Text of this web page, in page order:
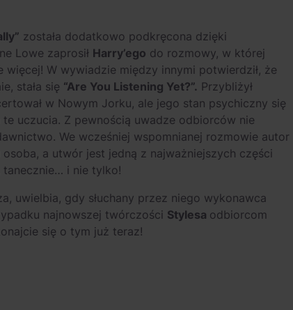
została dodatkowo podkręcona dzięki
Lowe zaprosił Harry’ego do rozmowy, w której
W wywiadzie między innymi potwierdził, że
stała się “Are You Listening Yet?”. Przybliżył
w Nowym Jorku, ale jego stan psychiczny się
te uczucia. Z pewnością uwadze odbiorców nie
We wcześniej wspomnianej rozmowie autor
a utwór jest jedną z najważniejszych części
tanecznie… i nie tylko!
uwielbia, gdy słuchany przez niego wykonawca
najnowszej twórczości Stylesa odbiorcom
się o tym już teraz!